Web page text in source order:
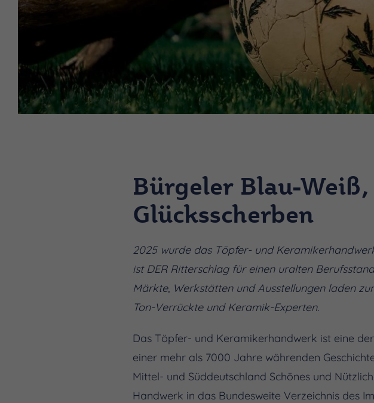
Bürgeler Blau-
Glücksscherben
2025 wurde das Töpfer- und
ist DER Ritterschlag für einen uralten
Märkte, Werkstätten und Ausstellungen laden
Ton-Verrückte und Keramik-Experten.
Das Töpfer- und Keramikerhandwerk ist eine
einer mehr als 7000 Jahre währenden
Mittel- und Süddeutschland Schönes und
Handwerk in das Bundesweite Verzeichnis des